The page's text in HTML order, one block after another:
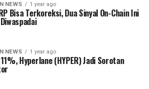
NEWS 1 year ago
Bisa Terkoreksi, Dua Sinyal On-Chain Ini
NEWS 1 year ago
Hyperlane (HYPER) Jadi Sorotan